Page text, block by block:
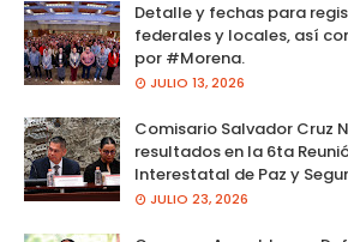
Detalle y fechas para
federales y locales, así
por #Morena.
JULIO 13, 2026
Comisario Salvador Cruz
resultados en la 6ta
Interestatal de Paz y
JULIO 23, 2026